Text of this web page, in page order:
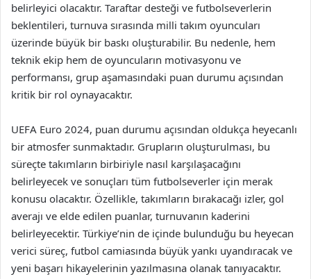
belirleyici olacaktır. Taraftar desteği ve futbolseverlerin
beklentileri, turnuva sırasında milli takım oyuncuları
üzerinde büyük bir baskı oluşturabilir. Bu nedenle, hem
teknik ekip hem de oyuncuların motivasyonu ve
performansı, grup aşamasındaki puan durumu açısından
kritik bir rol oynayacaktır.
UEFA Euro 2024, puan durumu açısından oldukça heyecanlı
bir atmosfer sunmaktadır. Grupların oluşturulması, bu
süreçte takımların birbiriyle nasıl karşılaşacağını
belirleyecek ve sonuçları tüm futbolseverler için merak
konusu olacaktır. Özellikle, takımların bırakacağı izler, gol
averajı ve elde edilen puanlar, turnuvanın kaderini
belirleyecektir. Türkiye’nin de içinde bulunduğu bu heyecan
verici süreç, futbol camiasında büyük yankı uyandıracak ve
yeni başarı hikayelerinin yazılmasına olanak tanıyacaktır.